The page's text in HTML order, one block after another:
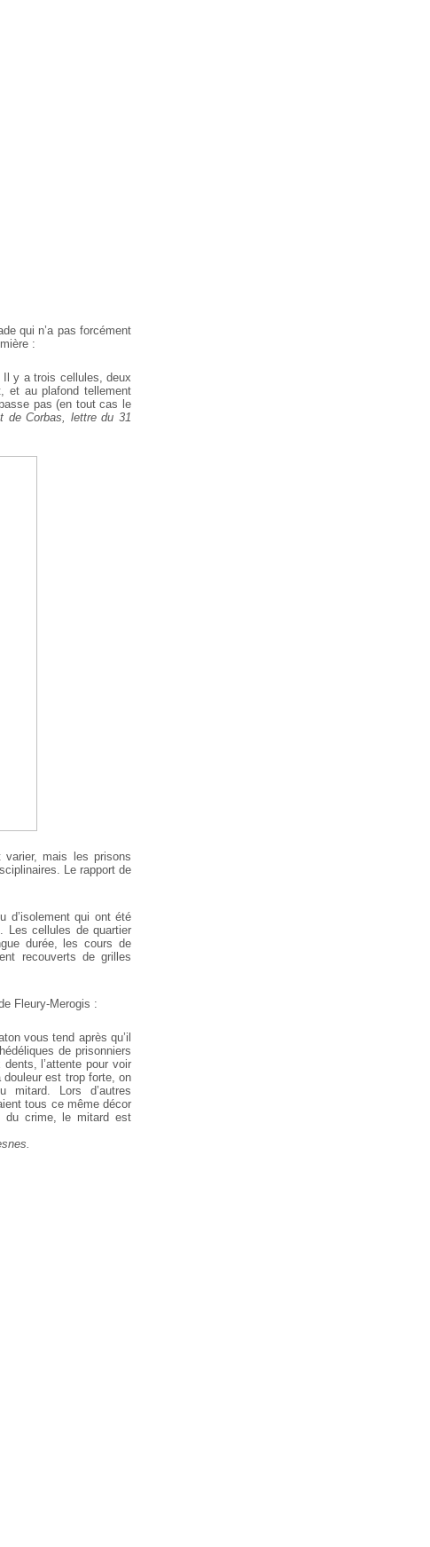
qui n’a pas forcément
:
Il y a trois cellules, deux
et au plafond tellement
pas (en tout cas le
de Corbas, lettre du 31
varier, mais les prisons
Le rapport de
d’isolement qui ont été
Les cellules de quartier
durée, les cours de
recouverts de grilles
Fleury-Merogis :
vous tend après qu’il
de prisonniers
l’attente pour voir
douleur est trop forte, on
Lors d’autres
tous ce même décor
du crime, le mitard est